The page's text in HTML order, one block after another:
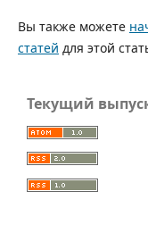
Вы также можете
статей для этой
Текущий